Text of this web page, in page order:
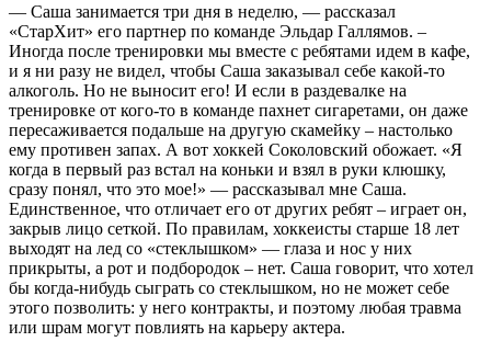
— Саша занимается три дня в неделю, — рассказал
«СтарХит» его партнер по команде Эльдар Галлямов. –
Иногда после тренировки мы вместе с ребятами идем в кафе,
и я ни разу не видел, чтобы Саша заказывал себе какой-то
алкоголь. Но не выносит его! И если в раздевалке на
тренировке от кого-то в команде пахнет сигаретами, он даже
пересаживается подальше на другую скамейку – настолько
ему противен запах. А вот хоккей Соколовский обожает. «Я
когда в первый раз встал на коньки и взял в руки клюшку,
сразу понял, что это мое!» — рассказывал мне Саша.
Единственное, что отличает его от других ребят – играет он,
закрыв лицо сеткой. По правилам, хоккеисты старше 18 лет
выходят на лед со «стеклышком» — глаза и нос у них
прикрыты, а рот и подбородок – нет. Саша говорит, что хотел
бы когда-нибудь сыграть со стеклышком, но не может себе
этого позволить: у него контракты, и поэтому любая травма
или шрам могут повлиять на карьеру актера.